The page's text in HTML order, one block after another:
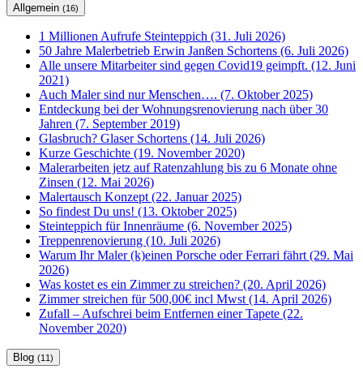
Allgemein (16)
1 Millionen Aufrufe Steinteppich (31. Juli 2026)
50 Jahre Malerbetrieb Erwin Janßen Schortens (6. Juli 2026)
Alle unsere Mitarbeiter sind gegen Covid19 geimpft. (12. Juni
2021)
Auch Maler sind nur Menschen…. (7. Oktober 2025)
Entdeckung bei der Wohnungsrenovierung nach über 30
Jahren (7. September 2019)
Glasbruch? Glaser Schortens (14. Juli 2026)
Kurze Geschichte (19. November 2020)
Malerarbeiten jetz auf Ratenzahlung bis zu 6 Monate ohne
Zinsen (12. Mai 2026)
Malertausch Konzept (22. Januar 2025)
So findest Du uns! (13. Oktober 2025)
Steinteppich für Innenräume (6. November 2025)
Treppenrenovierung (10. Juli 2026)
Warum Ihr Maler (k)einen Porsche oder Ferrari fährt (29. Mai
2026)
Was kostet es ein Zimmer zu streichen? (20. April 2026)
Zimmer streichen für 500,00€ incl Mwst (14. April 2026)
Zufall – Aufschrei beim Entfernen einer Tapete (22.
November 2020)
Blog (11)